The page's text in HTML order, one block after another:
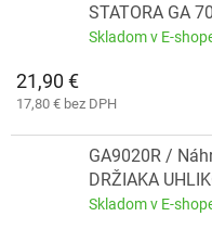
STATORA GA
Skladom v E-
21,90 €
17,80 € bez DPH
GA9020R /
DRŽIAKA
Skladom v E-